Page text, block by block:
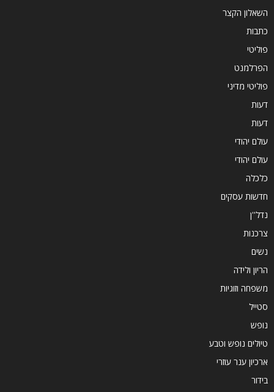
השאלון הקצר
כתבות
פוליטי
הפרלמנט
פוליטי מדיני
דעות
דעות
עולם יהודי
עולם יהודי
כלכלה
חדשות עסקים
נדל''ן
צרכנות
נשים
הריון ולידה
משפחה וזוגיות
סטייל
נופש
טיולים נופש וטבע
ארכיון ענר עוזרי
בידור